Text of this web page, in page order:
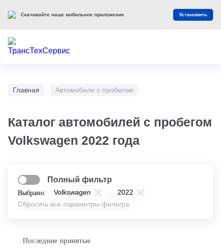
Главная Автомобили с пробегом
Каталог автомобилей с пробегом
Volkswagen 2022 года
Выбрано: Volkswagen
2022
Сбросить все параметры фильтра
Полный фильтр
Скачивайте наше мобильное приложение Установить